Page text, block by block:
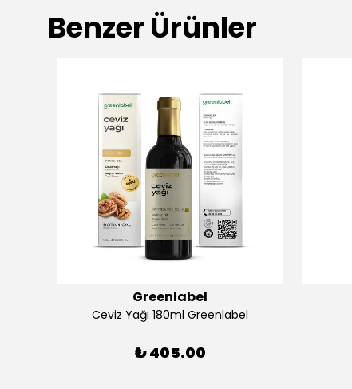
Benzer Ürünler
Greenlabel
Ceviz Yağı 180ml Greenlabel
₺ 405.00